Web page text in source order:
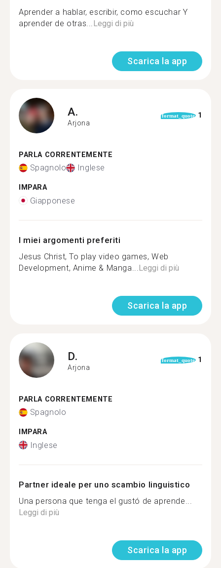
Aprender a hablar, escribir, como escuchar Y
aprender de otras... Leggi di più
Scarica la app
A.
Arjona
format_quote 1
PARLA CORRENTEMENTE
Spagnolo Inglese
IMPARA
Giapponese
I miei argomenti preferiti
Jesus Christ, To play video games, Web
Development, Anime & Manga... Leggi di più
Scarica la app
D.
Arjona
format_quote 1
PARLA CORRENTEMENTE
Spagnolo
IMPARA
Inglese
Partner ideale per uno scambio linguistico
Una persona que tenga el gustó de aprende...
Leggi di più
Scarica la app